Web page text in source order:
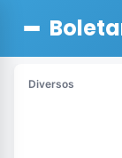
Diversos